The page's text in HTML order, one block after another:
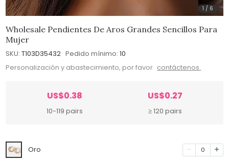
1 / 6
Wholesale Pendientes De Aros Grandes Sencillos Para
Mujer
SKU: T103D35432 Pedido mínimo: 10
Personalización y abastecimiento, por favor contáctenos.
US$0.38
10-119 pairs
US$0.27
≥ 120 pairs
Oro 0